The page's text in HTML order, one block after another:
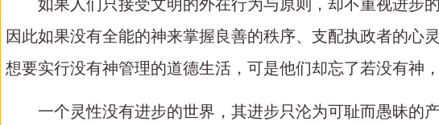
如果人们只接受文明的外在行为与原则，却不重视进步
因此如果没有全能的神来掌握良善的秩序、支配执政者的心
想要实行没有神管理的道德生活，可是他们却忘了若没有神
一个灵性没有进步的世界，其进步只沦为可耻而愚昧的